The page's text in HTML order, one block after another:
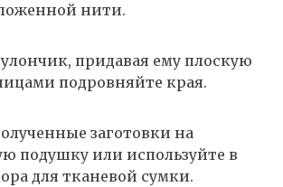
нити.
придавая ему плоскую
подровняйте края.
заготовки на
подушку или используйте в
для тканевой сумки.